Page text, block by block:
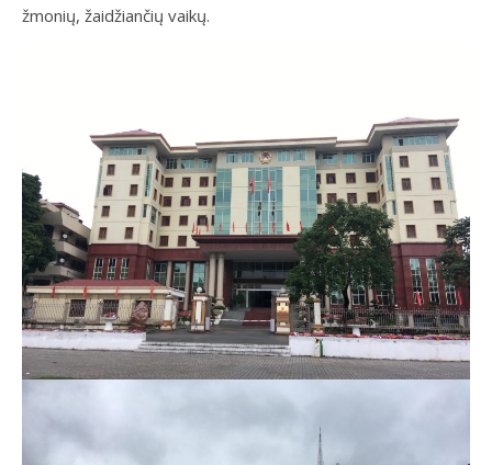
žmonių, žaidžiančių vaikų.